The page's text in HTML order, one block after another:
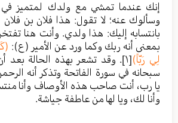
إنك عندما تمشي مع ولدك لمتميز في
وسألوك عنه؛ لا تقول: هذا فلان بن فلان
بانتسابه إليك: هذا ولدي. وأنت هنا
بمعنى أنه ربك وكما ورد عن الأمير (ع):
لِي رَبّاً)[١]
. وقد تشعر بهذه الحالة بعد
سبحانه في سورة الفاتحة وتذكر أنه
يا رب، أنت صاحب هذه الأوصاف وأنا
وأنا لك، ويا لها من عاطفة جياشة.